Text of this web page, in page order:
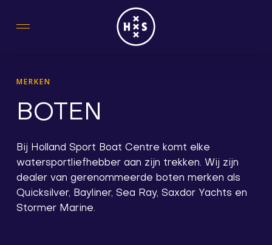
MERKEN
BOTEN
Bij Holland Sport Boat Centre komt elke
watersportliefhebber aan zijn trekken. Wij zijn
dealer van gerenommeerde boten merken als
Quicksilver, Bayliner, Sea Ray, Saxdor Yachts en
Stormer Marine.